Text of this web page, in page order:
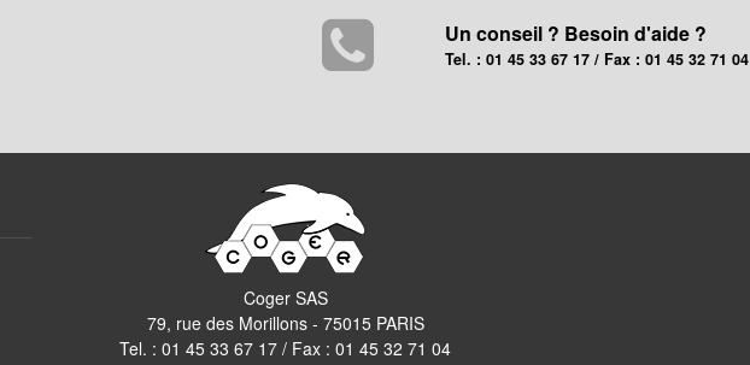
Un conseil ? Besoin d'aide ?
Tel. : 01 45 33 67 17 / Fax : 01 45 32 71 04
Coger SAS
79, rue des Morillons - 75015 PARIS
Tel. :01 45 33 67 17 / Fax : 01 45 32 71 04